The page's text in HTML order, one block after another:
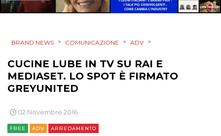
PUNTI VENDITA
DIGITALE
BRAND NEWS > COMUNICAZIONE > ADV >
CUCINE LUBE IN TV SU RAI E
MEDIASET. LO SPOT È FIRMATO
GREYUNITED
02 Novembre 2016
FREE ADV ARREDAMENTO